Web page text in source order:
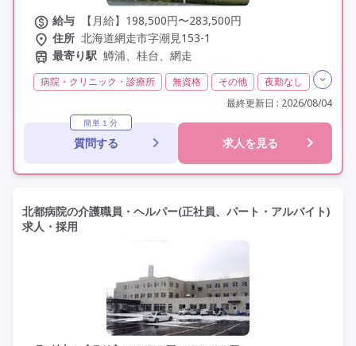
給与
【月給】198,500円〜283,500円
住所 北海道網走市字潮見153-1
最寄り駅 鱒浦、桂台、網走
病院・クリニック・診療所 無資格 その他
夜勤なし
社会保険完備
交通費支給
託児所・保育支援あり
学歴不問
定年60歳以上
車通勤可
資格取得支援 研修制度あり
最終更新日 : 2026/08/04
簡単１分
質問する 求人を見る
北都病院の介護職員・ヘルパー(正社員、パート・アルバイト)
求人・採用